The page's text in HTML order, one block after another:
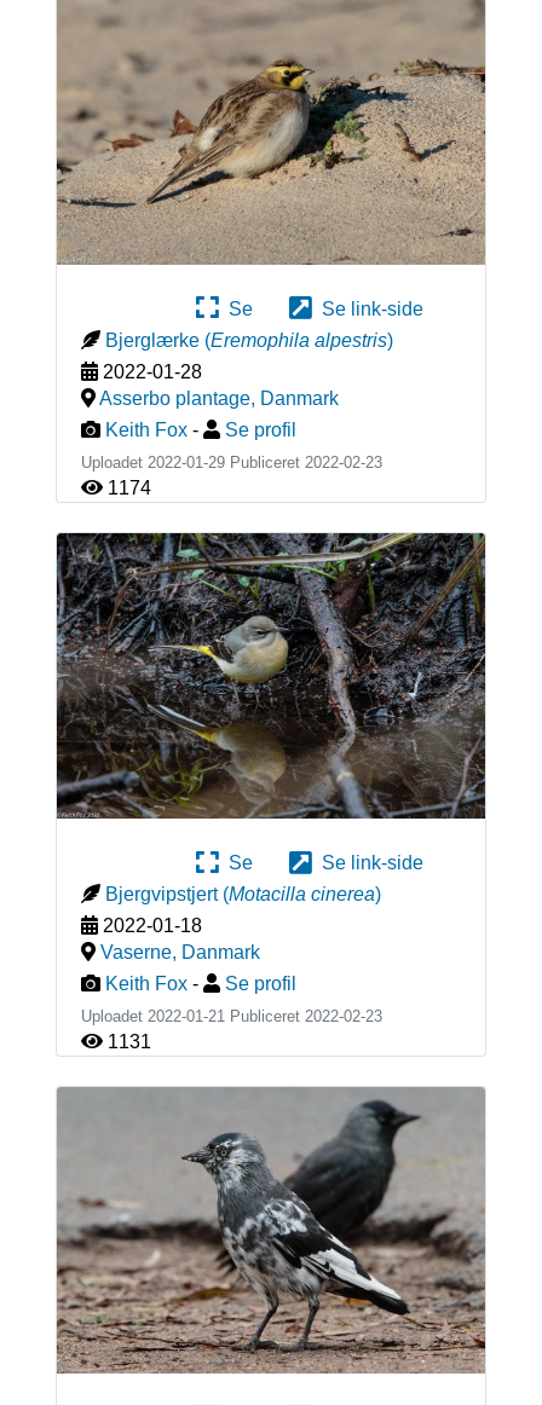
Se
Se link-side
Bjerglærke (Eremophila alpestris)
2022-01-28
Asserbo plantage, Danmark
Keith Fox - Se profil
Uploadet 2022-01-29 Publiceret 2022-02-23
1174
Se
Se link-side
Bjergvipstjert (Motacilla cinerea)
2022-01-18
Vaserne, Danmark
Keith Fox - Se profil
Uploadet 2022-01-21 Publiceret 2022-02-23
1131